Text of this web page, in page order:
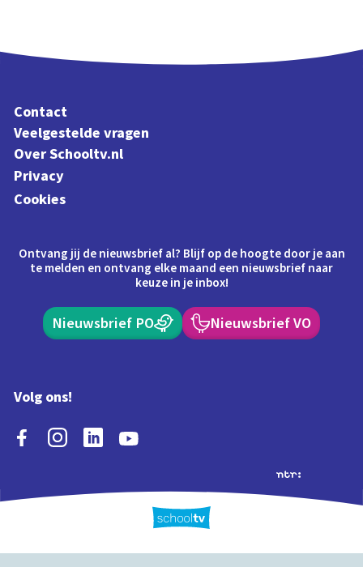
Contact
Veelgestelde vragen
Over Schooltv.nl
Privacy
Cookies
Ontvang jij de nieuwsbrief al? Blijf op de hoogte door je aan
te melden en ontvang elke maand een nieuwsbrief naar
keuze in je inbox!
Nieuwsbrief PO Nieuwsbrief VO
Volg ons!